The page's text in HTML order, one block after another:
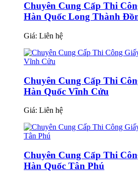
Chuyên Cung Cấp Thi
Hàn Quốc Long Thành
Giá: Liên hệ
Chuyên Cung Cấp Thi
Hàn Quốc Vĩnh Cửu
Giá: Liên hệ
Chuyên Cung Cấp Thi
Hàn Quốc Tân Phú